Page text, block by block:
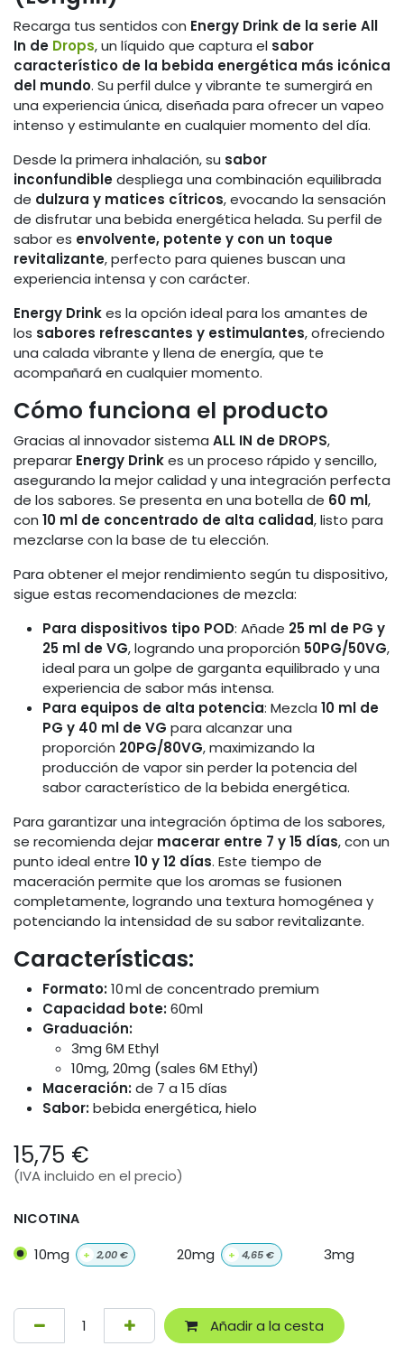
Recarga tus sentidos con Energy Drink de la serie All
In de Drops, un líquido que captura el sabor
característico de la bebida energética más icónica
del mundo. Su perfil dulce y vibrante te sumergirá en
una experiencia única, diseñada para ofrecer un vapeo
intenso y estimulante en cualquier momento del día.
Desde la primera inhalación, su sabor
inconfundibledespliega una combinación equilibrada
de dulzura y matices cítricos, evocando la sensación
de disfrutar una bebida energética helada. Su perfil de
sabor es envolvente, potente y con un toque
revitalizante, perfecto para quienes buscan una
experiencia intensa y con carácter.
Energy Drinkes la opción ideal para los amantes de
los sabores refrescantes y estimulantes, ofreciendo
una calada vibrante y llena de energía, que te
acompañará en cualquier momento.
Cómo funciona el producto
Gracias al innovador sistema ALL IN de DROPS,
preparar Energy Drinkes un proceso rápido y sencillo,
asegurando la mejor calidad y una integración perfecta
de los sabores. Se presenta en una botella de 60 ml,
con 10 ml de concentrado de alta calidad, listo para
mezclarse con la base de tu elección.
Para obtener el mejor rendimiento según tu dispositivo,
sigue estas recomendaciones de mezcla:
Para dispositivos tipo POD: Añade 25 ml de PG y
25 ml de VG, logrando una proporción 50PG/50VG,
ideal para un golpe de garganta equilibrado y una
experiencia de sabor más intensa.
Para equipos de alta potencia: Mezcla 10 ml de
PG y 40 ml de VG para alcanzar una
proporción 20PG/80VG, maximizando la
producción de vapor sin perder la potencia del
sabor característico de la bebida energética.
Para garantizar una integración óptima de los sabores,
se recomienda dejar macerar entre 7 y 15 días, con un
punto ideal entre 10 y 12 días. Este tiempo de
maceración permite que los aromas se fusionen
completamente, logrando una textura homogénea y
potenciando la intensidad de su sabor revitalizante.
Características:
Formato:10 ml de concentrado premium
Capacidad bote:60ml
Graduación:
3mg 6M Ethyl
10mg, 20mg (sales 6M Ethyl)
Maceración:de 7 a 15 días
Sabor:bebida energética, hielo
15,75 €
(IVA incluido en el precio)
NICOTINA
10mg + 2,00€ 20mg + 4,65€ 3mg
Añadir a la cesta